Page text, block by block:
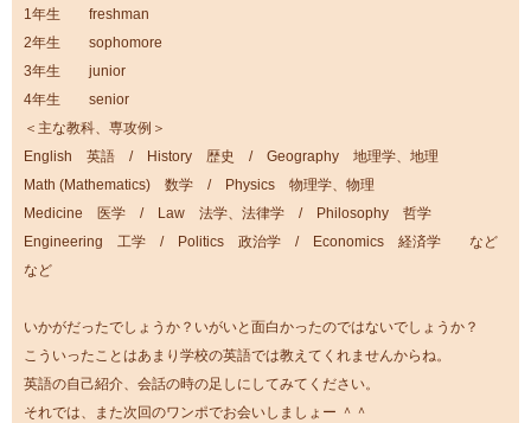
1年生 freshman
2年生 sophomore
3年生 junior
4年生 senior
＜主な教科、専攻例＞
English 英語 / History 歴史 / Geography 地理学、地理
Math (Mathematics) 数学 / Physics 物理学、物理
Medicine 医学 / Law 法学、法律学 / Philosophy 哲学
Engineering 工学 / Politics 政治学 / Economics 経済学 など
など
いかがだったでしょうか？いがいと面白かったのではないでしょうか？
こういったことはあまり学校の英語では教えてくれませんからね。
英語の自己紹介、会話の時の足しにしてみてください。
それでは、また次回のワンポでお会いしましょー ＾＾